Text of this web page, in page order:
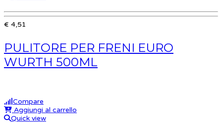
€ 4,51
PULITORE PER FRENI EURO
WURTH 500ML
Compare
Aggiungi al carrello
Quick view